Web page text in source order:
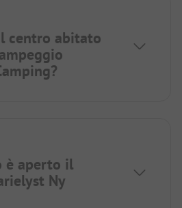
centro abitato
è aperto il
Ny